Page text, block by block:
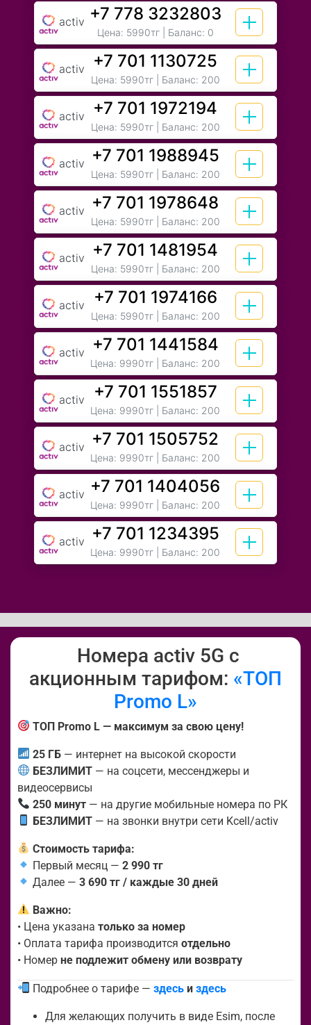
activ +7 778 3232803
Цена: 5990тг| Баланс: 0
activ +7 701 1130725
Цена: 5990тг| Баланс: 200
activ +7 701 1972194
Цена: 5990тг| Баланс: 200
activ +7 701 1988945
Цена: 5990тг| Баланс: 200
activ +7 701 1978648
Цена: 5990тг| Баланс: 200
activ +7 701 1481954
Цена: 5990тг| Баланс: 200
activ +7 701 1974166
Цена: 5990тг| Баланс: 200
activ +7 701 1441584
Цена: 9990тг | Баланс: 200
activ +7 701 1551857
Цена: 9990тг | Баланс: 200
activ +7 701 1505752
Цена: 9990тг | Баланс: 200
activ +7 701 1404056
Цена: 9990тг | Баланс: 200
activ +7 701 1234395
Цена: 9990тг | Баланс: 200
Номера activ 5G с
акционным тарифом: «ТОП
Promo L»
ТОП Promo L — максимум за свою цену!
25 ГБ — интернет на высокой скорости
БЕЗЛИМИТ — на соцсети, мессенджеры и
видеосервисы
250 минут — на другие мобильные номера по РК
БЕЗЛИМИТ — на звонки внутри сети Kcell/activ
Стоимость тарифа:
Первый месяц —2 990 тг
Далее —3 690 тг / каждые 30 дней
Важно:
• Цена указана только за номер
• Оплата тарифа производится отдельно
• Номер не подлежит обмену или возврату
Подробнее о тарифе —здесь издесь
Для желающих получить в виде Esim, после